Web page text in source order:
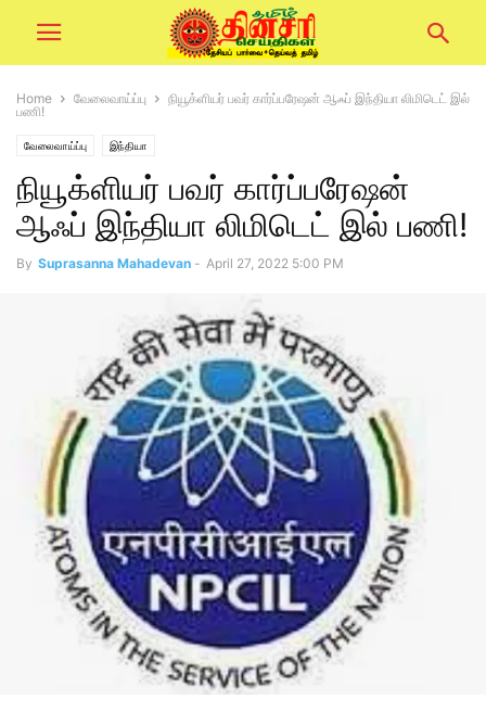
Home வேலைவாய்ப்பு
நியூக்ளியர் பவர் கார்ப்பரேஷன் ஆஃப் இந்தியா லிமிடெட் இல்
பணி!
வேலைவாய்ப்பு இந்தியா
நியூக்ளியர் பவர் கார்ப்பரேஷன்
ஆஃப் இந்தியா லிமிடெட் இல் பணி!
By Suprasanna Mahadevan - April 27, 2022 5:00 PM